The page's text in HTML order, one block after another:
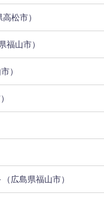
松市）
福山市）
）
広島県福山市）